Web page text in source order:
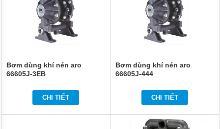
CÔNG
NGHIỆP
Bơm dùng khí nén aro
66605J-3EB
CHI TIẾT
Bơm dùng khí nén aro
66605J-444
CHI TIẾT